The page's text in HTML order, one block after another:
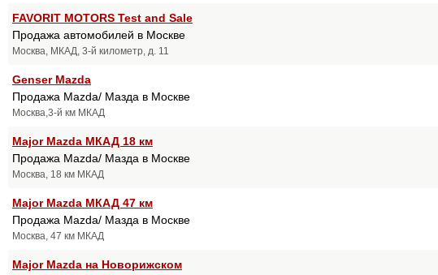
FAVORIT MOTORS Test and Sale
Продажа автомобилей в Москве
Москва, МКАД, 3-й километр, д. 11
Genser Mazda
Продажа Mazda/ Мазда в Москве
Москва,3-й км МКАД
Major Mazda МКАД 18 км
Продажа Mazda/ Мазда в Москве
Москва, 18 км МКАД
Major Mazda МКАД 47 км
Продажа Mazda/ Мазда в Москве
Москва, 47 км МКАД
Major Mazda на Новорижском